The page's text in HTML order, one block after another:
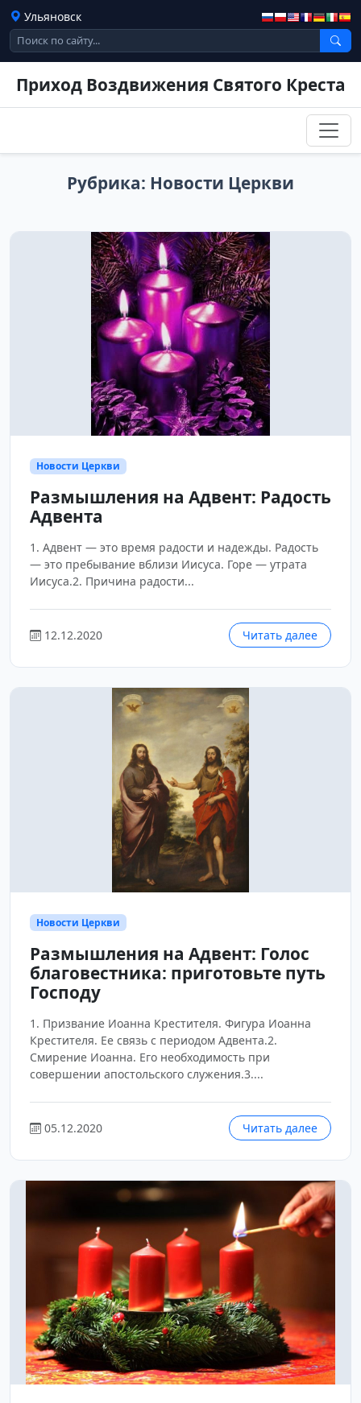
Ульяновск
Приход Воздвижения Святого Креста
Рубрика: Новости Церкви
Новости Церкви
Размышления на Адвент: Радость
Адвента
1. Адвент — это время радости и надежды. Радость
— это пребывание вблизи Иисуса. Горе — утрата
Иисуса.2. Причина радости...
12.12.2020 Читать далее
Новости Церкви
Размышления на Адвент: Голос
благовестника: приготовьте путь
Господу
1. Призвание Иоанна Крестителя. Фигура Иоанна
Крестителя. Ее связь с периодом Адвента.2.
Смирение Иоанна. Его необходимость при
совершении апостольского служения.3....
05.12.2020 Читать далее